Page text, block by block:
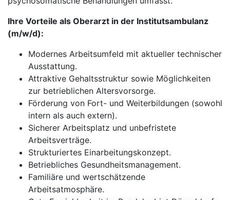
Ihre Vorteile als Oberarzt in der Institutsambulanz
(m/w/d):
Modernes Arbeitsumfeld mit aktueller technischer
Ausstattung.
Attraktive Gehaltsstruktur sowie Möglichkeiten
zur betrieblichen Altersvorsorge.
Förderung von Fort- und Weiterbildungen (sowohl
intern als auch extern).
Sicherer Arbeitsplatz und unbefristete
Arbeitsverträge.
Strukturiertes Einarbeitungskonzept.
Betriebliches Gesundheitsmanagement.
Familiäre und wertschätzende
Arbeitsatmosphäre.